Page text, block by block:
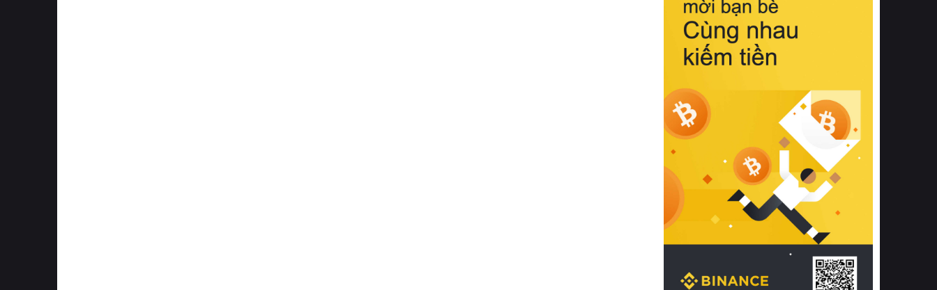
hồi chuẩn xác của phần đệm nâng đỡ
cột sống.
Bên cạnh đó, việc lựa chọn các dòng
sản phẩm đạt chuẩn chất lượng quốc
tế còn giúp ngăn ngừa tình trạng kích
khuẩn và nấm mốc trong điều kiện
thời tiết nóng ẩm. Bạn có thể tìm hiểu
thêm các nghiên cứu khoa học về tác
động của giấc ngủ và môi trường
phòng ngủ đối với sức khỏe con
người tại Sleep Foundation (External
Link) để có cái nhìn toàn diện hơn.
2. Các tiêu chí vàng khi lựa chọn
chăn ga gối đệm cao cấp cho phòng
ngủ
Để sở hữu một bộ chăn ga gối đệm
cao cấp hoàn hảo cả về thẩm mỹ lẫn
công năng, người tiêu dùng cần cân
nhắc kỹ lưỡng các tiêu chí quan trọng